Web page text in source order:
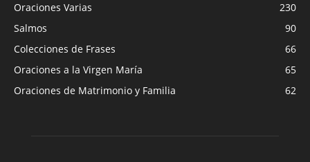
Oraciones Varias
230
Salmos
90
Colecciones de Frases
66
Oraciones a la Virgen María
65
Oraciones de Matrimonio y Familia
62